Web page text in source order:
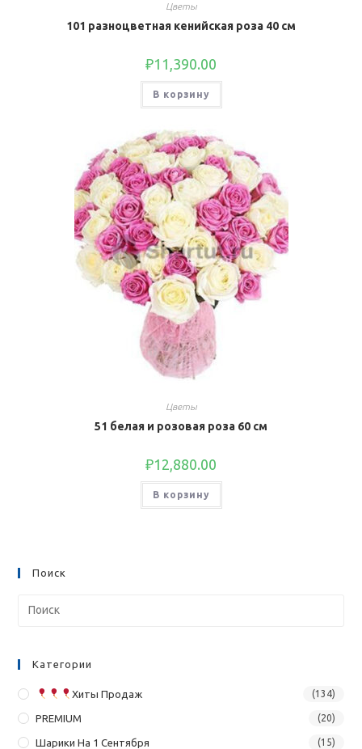
Цветы
101 разноцветная кенийская роза 40 см
₽11,390.00
В корзину
Цветы
51 белая и розовая роза 60 см
₽12,880.00
В корзину
Поиск
Категории
Хиты Продаж (134)
PREMIUM (20)
Шарики На 1 Сентября (15)